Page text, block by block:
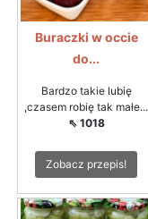
Buraczki w occie
do...
Bardzo takie lubię
,czasem robię tak małe...
⇖ 1018
Zobacz przepis!